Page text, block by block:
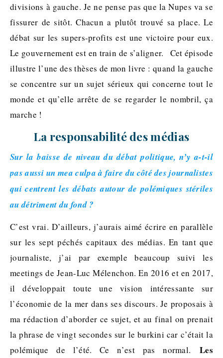
divisions à gauche. Je ne pense pas que la Nupes va se
fissurer de sitôt. Chacun a plutôt trouvé sa place. Le
débat sur les supers-profits est une victoire pour eux.
Le gouvernement est en train de s’aligner. Cet épisode
illustre l’une des thèses de mon livre : quand la gauche
se concentre sur un sujet sérieux qui concerne tout le
monde et qu’elle arrête de se regarder le nombril, ça
marche !
La responsabilité des médias
Sur la baisse de niveau du débat politique, n’y a-t-il
pas aussi un mea culpa à faire du côté des journalistes
qui centrent les débats autour de polémiques stériles
au détriment du fond ?
C’est vrai. D’ailleurs, j’aurais aimé écrire en parallèle
sur les sept péchés capitaux des médias. En tant que
journaliste, j’ai par exemple beaucoup suivi les
meetings de Jean-Luc Mélenchon. En 2016 et en 2017,
il développait toute une vision intéressante sur
l’économie de la mer dans ses discours. Je proposais à
ma rédaction d’aborder ce sujet, et au final on prenait
la phrase de vingt secondes sur le burkini car c’était la
polémique de l’été. Ce n’est pas normal.Les